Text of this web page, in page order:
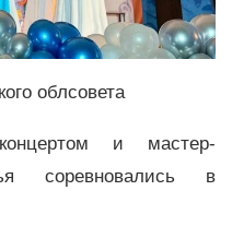
облсовета
и мастер-
соревновались в